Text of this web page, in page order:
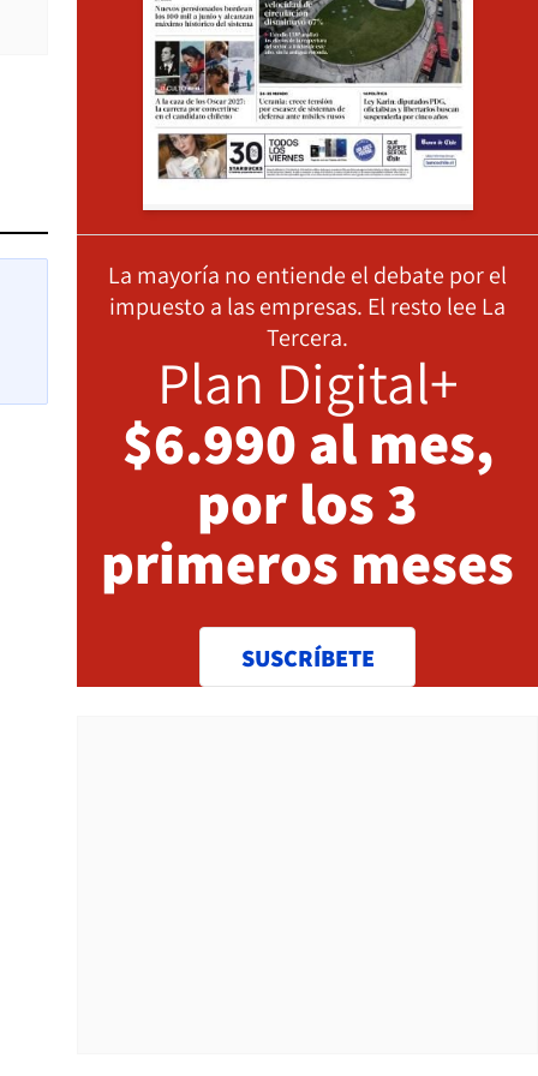
La mayoría no entiende el debate por el
impuesto a las empresas. El resto lee La
Tercera.
Plan Digital+
$6.990 al mes,
por los 3
primeros meses
SUSCRÍBETE